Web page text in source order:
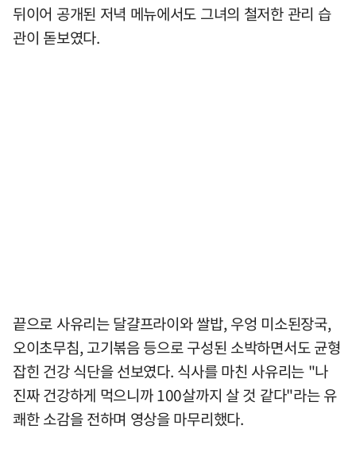
뒤이어 공개된 저녁 메뉴에서도 그녀의 철저한 관리 습
관이 돋보였다.
끝으로 사유리는 달걀프라이와 쌀밥, 우엉 미소된장국,
오이초무침, 고기볶음 등으로 구성된 소박하면서도 균형
잡힌 건강 식단을 선보였다. 식사를 마친 사유리는 "나
진짜 건강하게 먹으니까 100살까지 살 것 같다"라는 유
쾌한 소감을 전하며 영상을 마무리했다.